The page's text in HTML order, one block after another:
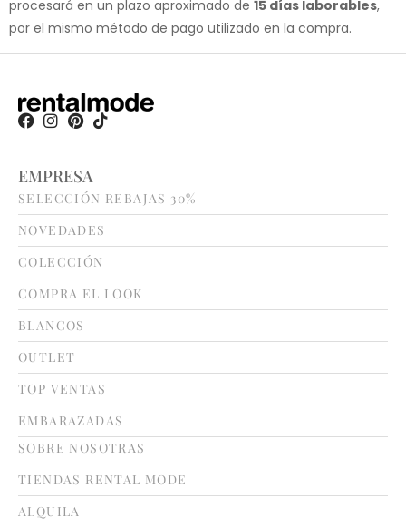
procesará en un plazo aproximado de 15 días laborables,
por el mismo método de pago utilizado en la compra.
EMPRESA
SELECCIÓN REBAJAS 30%
NOVEDADES
COLECCIÓN
COMPRA EL LOOK
BLANCOS
OUTLET
TOP VENTAS
EMBARAZADAS
SOBRE NOSOTRAS
TIENDAS RENTAL MODE
ALQUILA